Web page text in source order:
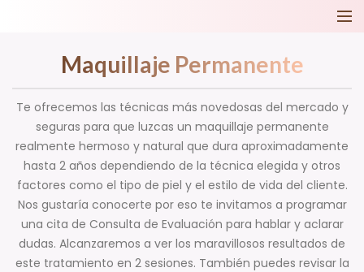
Maquillaje Permanente
Te ofrecemos las técnicas más novedosas del mercado y
seguras para que luzcas un maquillaje permanente
realmente hermoso y natural que dura aproximadamente
hasta 2 años dependiendo de la técnica elegida y otros
factores como el tipo de piel y el estilo de vida del cliente.
Nos gustaría conocerte por eso te invitamos a programar
una cita de Consulta de Evaluación para hablar y aclarar
dudas. Alcanzaremos a ver los maravillosos resultados de
este tratamiento en 2 sesiones. También puedes revisar la